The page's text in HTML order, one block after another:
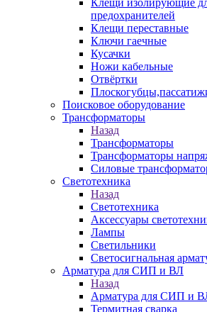
Клещи изолирующие
предохранителей
Клещи переставные
Ключи гаечные
Кусачки
Ножи кабельные
Отвёртки
Поисковое оборудование
Трансформаторы
Назад
Трансформаторы
Трансформаторы
Силовые
Светотехника
Назад
Светотехника
Аксессуары
Лампы
Светильники
Светосигнальная
Арматура для СИП и ВЛ
Назад
Арматура для СИП и
Термитная сварка